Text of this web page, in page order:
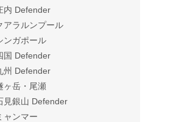
内 Defender
アラルンプール
ンガポール
国 Defender
州 Defender
ヶ岳・尾瀬
見銀山 Defender
ャンマー